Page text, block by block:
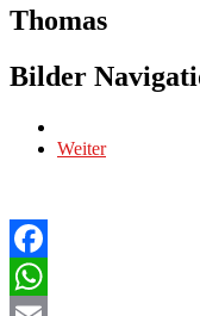
Thomas
Bilder
Weiter
Facebook